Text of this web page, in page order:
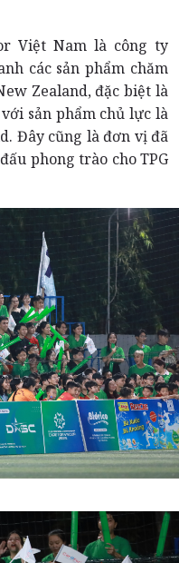
Việt Nam là công ty
các sản phẩm chăm
Zealand, đặc biệt là
sản phẩm chủ lực là
Đây cũng là đơn vị đã
phong trào cho TPG